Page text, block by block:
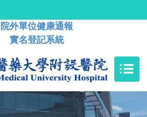
院外單位健康通報
實名登記系統